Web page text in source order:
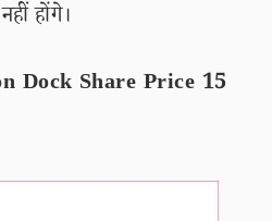
होंगे।
Dock Share Price 15